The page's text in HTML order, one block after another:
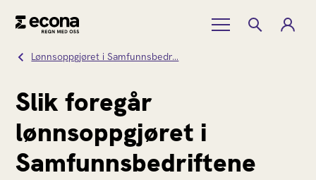
Lønnsoppgjøret i Samfunnsbedr…
Slik foregår
lønnsoppgjøret i
Samfunnsbedriftene